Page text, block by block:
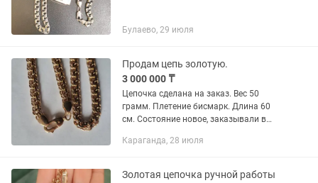
Булаево, 29 июля
Продам цепь золотую.
3 000 000 ₸
Цепочка сделана на заказ. Вес 50
грамм. Плетение бисмарк. Длина 60
см. Состояние новое, заказывали в
Караганда, 28 июля
Золотая цепочка ручной работы